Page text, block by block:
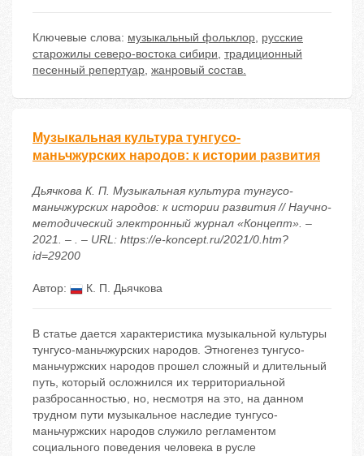
Ключевые слова: музыкальный фольклор, русские
старожилы северо-востока сибири, традиционный
песенный репертуар, жанровый состав.
Музыкальная культура тунгусо-
маньчжурских народов: к истории развития
Дьячкова К. П. Музыкальная культура тунгусо-
маньчжурских народов: к истории развития // Научно-
методический электронный журнал «Концепт». –
2021. – . – URL: https://e-koncept.ru/2021/0.htm?
id=29200
Автор: К. П. Дьячкова
В статье дается характеристика музыкальной культуры
тунгусо-маньчжурских народов. Этногенез тунгусо-
маньчуржских народов прошел сложный и длительный
путь, который осложнился их территориальной
разбросанностью, но, несмотря на это, на данном
трудном пути музыкальное наследие тунгусо-
маньчуржских народов служило регламентом
социального поведения человека в русле